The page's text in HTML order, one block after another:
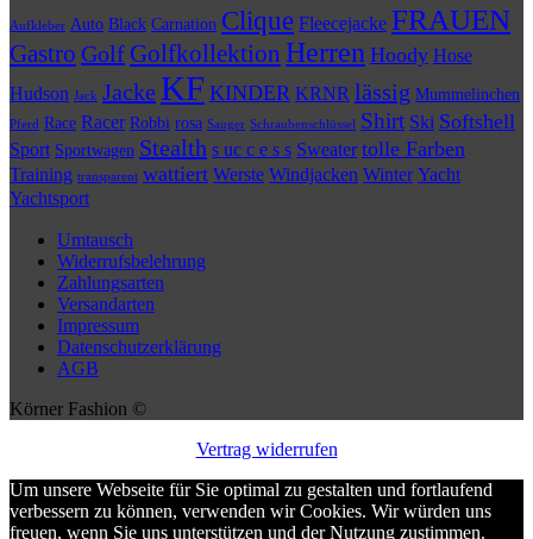
Aufkleber Auto Black Carnation Clique Fleecejacke FRAUEN
Gastro Golf Golfkollektion Herren Hoody Hose
Hudson Jack Jacke KF KINDER KRNR lässig Mummelinchen
Pferd Race Racer Robbi rosa Sauger Schraubenschlüssel Shirt Ski Softshell
Sport Sportwagen Stealth s uc c e s s Sweater tolle Farben
Training transparent wattiert Werste Windjacken Winter Yacht
Yachtsport
Umtausch
Widerrufsbelehrung
Zahlungsarten
Versandarten
Impressum
Datenschutzerklärung
AGB
Körner Fashion ©
Vertrag widerrufen
Um unsere Webseite für Sie optimal zu gestalten und fortlaufend
verbessern zu können, verwenden wir Cookies. Wir würden uns
freuen, wenn Sie uns unterstützen und der Nutzung zustimmen.